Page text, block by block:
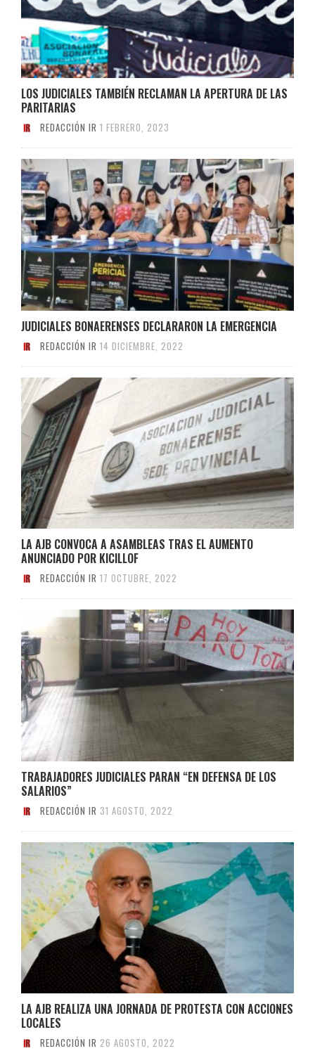
LOS JUDICIALES TAMBIÉN RECLAMAN LA APERTURA DE LAS
PARITARIAS
REDACCIÓN IR 1 FEBRERO, 2023
JUDICIALES BONAERENSES DECLARARON LA EMERGENCIA
REDACCIÓN IR 14 DICIEMBRE, 2022
LA AJB CONVOCA A ASAMBLEAS TRAS EL AUMENTO
ANUNCIADO POR KICILLOF
REDACCIÓN IR 17 OCTUBRE, 2022
TRABAJADORES JUDICIALES PARAN “EN DEFENSA DE LOS
SALARIOS”
REDACCIÓN IR 31 AGOSTO, 2022
LA AJB REALIZA UNA JORNADA DE PROTESTA CON ACCIONES
LOCALES
REDACCIÓN IR 26 AGOSTO, 2022